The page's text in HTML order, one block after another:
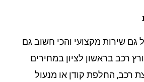
מקצועי והכי חשוב גם
בראשון לציון במחירים
החלפת קודן או מנעול